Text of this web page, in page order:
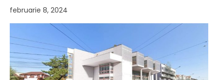
februarie 8, 2024